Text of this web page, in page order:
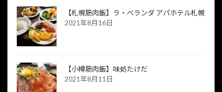
【札幌筋肉飯】ラ・ベランダ アパホテル札幌
2021年8月16日
【小樽筋肉飯】味処たけだ
2021年8月11日